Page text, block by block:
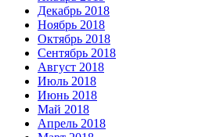
Декабрь 2018
Ноябрь 2018
Октябрь 2018
Сентябрь 2018
Август 2018
Июль 2018
Июнь 2018
Май 2018
Апрель 2018